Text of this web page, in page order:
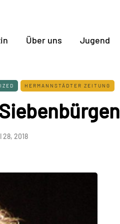
Über uns Jugend
HERMANNSTÄDTER ZEITUNG
28, 2018